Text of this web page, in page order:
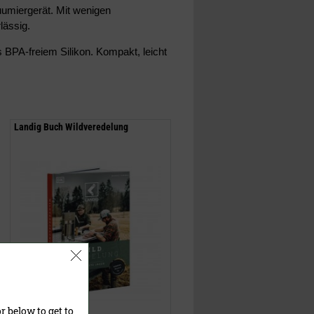
Mit wenigen
freiem Silikon. Kompakt, leicht
Landig Buch Wildveredelung
below to get to